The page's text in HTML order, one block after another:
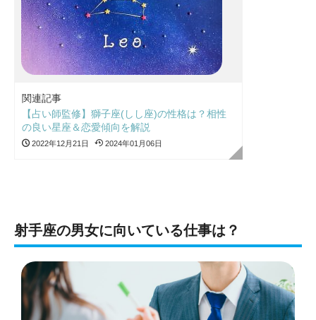
関連記事
【占い師監修】獅子座(しし座)の性格は？相性
の良い星座＆恋愛傾向を解説
2022年12月21日 2024年01月06日
射手座の男女に向いている仕事は？